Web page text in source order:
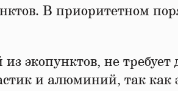
В приоритетном
экопунктов, не требует
и алюминий, так как